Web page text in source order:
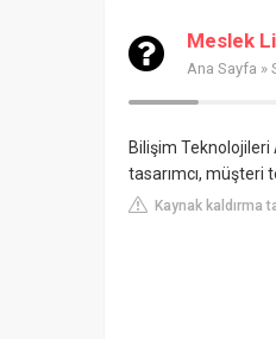
Meslek
Ana Sayfa »
Bilişim
tasarımcı, müşteri
Kaynak kaldırma